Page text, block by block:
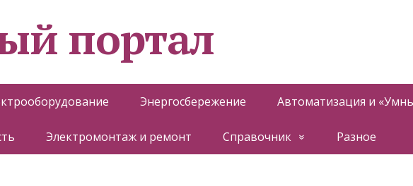
портал
Энергосбережение Автоматизация и
Электромонтаж и ремонт Справочник Разное